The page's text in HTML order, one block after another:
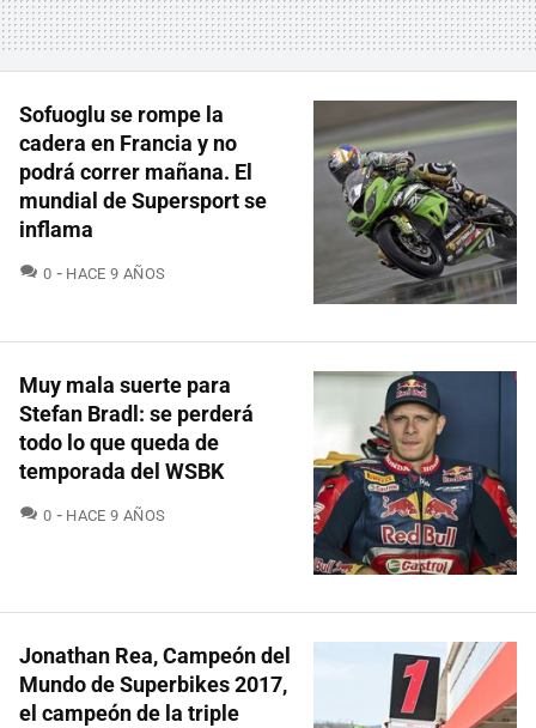
Sofuoglu se rompe la
cadera en Francia y no
podrá correr mañana. El
mundial de Supersport se
inflama
0 COMENTARIOS
HACE 9 AÑOS
Muy mala suerte para
Stefan Bradl: se perderá
todo lo que queda de
temporada del WSBK
0 COMENTARIOS
HACE 9 AÑOS
Jonathan Rea, Campeón del
Mundo de Superbikes 2017,
el campeón de la triple